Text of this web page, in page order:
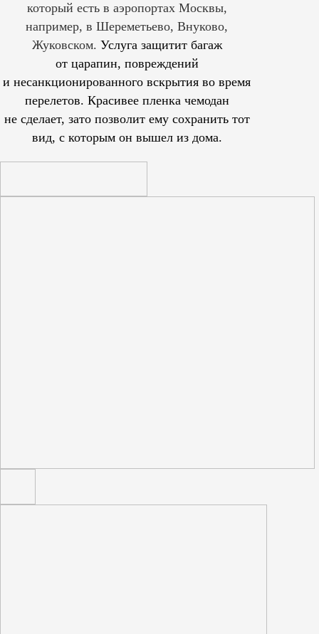
который есть в аэропортах Москвы,
например, в Шереметьево, Внуково,
Жуковском. Услуга защитит багаж
от царапин, повреждений
и несанкционированного вскрытия во время
перелетов. Красивее пленка чемодан
не сделает, зато позволит ему сохранить тот
вид, с которым он вышел из дома.